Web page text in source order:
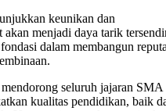
keunikan dan
menjadi daya tarik
dalam membangun
seluruh jajaran SMA
kualitas pendidikan, baik